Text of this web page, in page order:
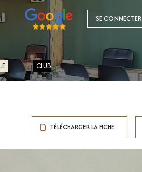
SE CONNECTER
CLUB
TÉLÉCHARGER LA FICHE